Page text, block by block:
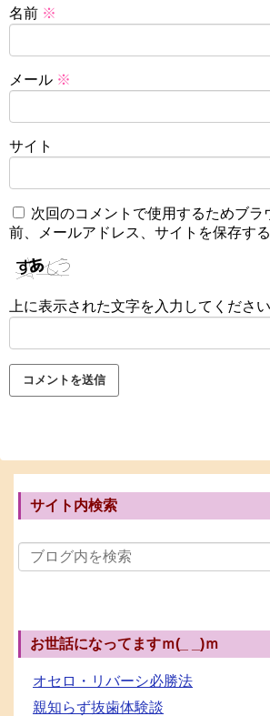
名前 ※
メール ※
サイト
次回のコメントで使用するためブラ
前、メールアドレス、サイトを保存する
上に表示された文字を入力してください
サイト内検索
お世話になってますｍ(_ _)ｍ
オセロ・リバーシ必勝法
親知らず抜歯体験談